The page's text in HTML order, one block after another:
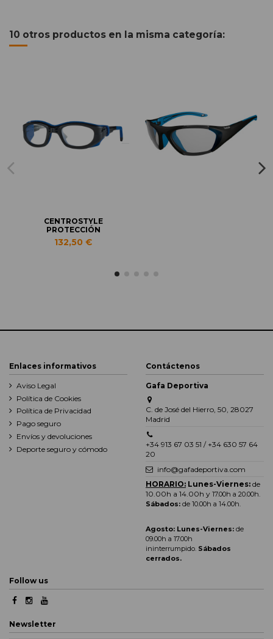
10 otros productos en la misma categoría:
CENTROSTYLE
PROTECCIÓN
132,50 €
Enlaces informativos
Aviso Legal
Política de Cookies
Política de Privacidad
Pago seguro
Envíos y devoluciones
Deporte seguro y cómodo
Contáctenos
Gafa Deportiva
C. de José del Hierro, 50, 28027
Madrid
+34 913 67 03 51 / +34 630 57 64
20
info@gafadeportiva.com
HORARIO: Lunes-Viernes: de
10.00h a 14.00h y 17.00h a 20.00h.
Sábados: de 10.00h a 14.00h.
Agosto: Lunes-Viernes: de
09.00h a 17.00h
ininterrumpido. Sábados
cerrados.
Follow us
Newsletter